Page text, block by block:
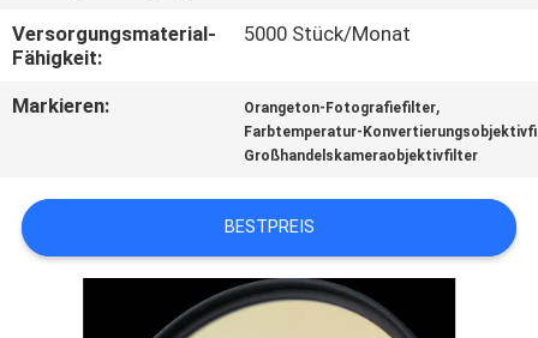
VERBINDUNG
EIN
ZITAT
Versorgungsmaterial-
Fähigkeit:
5000 Stück/Monat
Markieren: Orangeton-Fotografiefilter,
Farbtemperatur-
Großhandelskameraobjektivfilter
BESTPREIS